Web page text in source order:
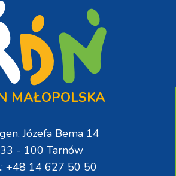
MAŁOPOLSKA
Józefa Bema 14
33 - 100 Tarnów
+48 14 627 50 50